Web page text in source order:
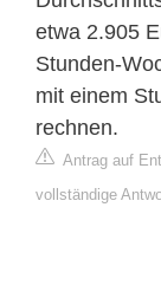
etwa 2.905
Stunden-
mit einem
rechnen.
Antrag auf
vollständige